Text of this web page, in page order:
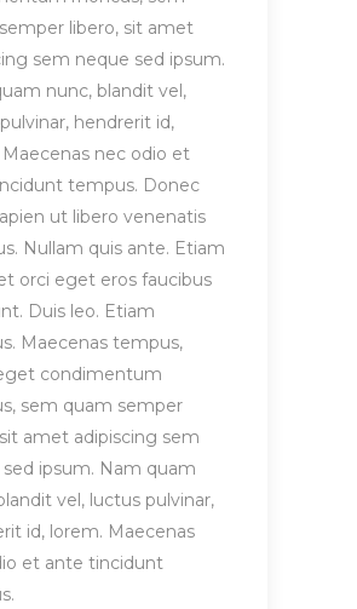
libero, sit amet
sem neque sed ipsum.
nunc, blandit vel,
hendrerit id,
nec odio et
tempus. Donec
ut libero venenatis
Nullam quis ante. Etiam
orci eget eros faucibus
Duis leo. Etiam
Maecenas tempus,
condimentum
sem quam semper
amet adipiscing sem
ipsum. Nam quam
vel, luctus pulvinar,
id, lorem. Maecenas
et ante tincidunt